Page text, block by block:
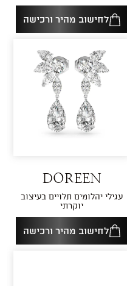
לחישוב מהיר ורכישה
DOREEN
עגילי יהלומים תלויים בעיצוב
יוקרתי
לחישוב מהיר ורכישה